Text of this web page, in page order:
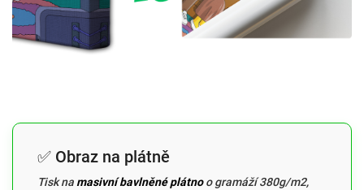
✅ Obraz na plátně
Tisk namasivní bavlněné plátnoo gramáží 380g/m2,